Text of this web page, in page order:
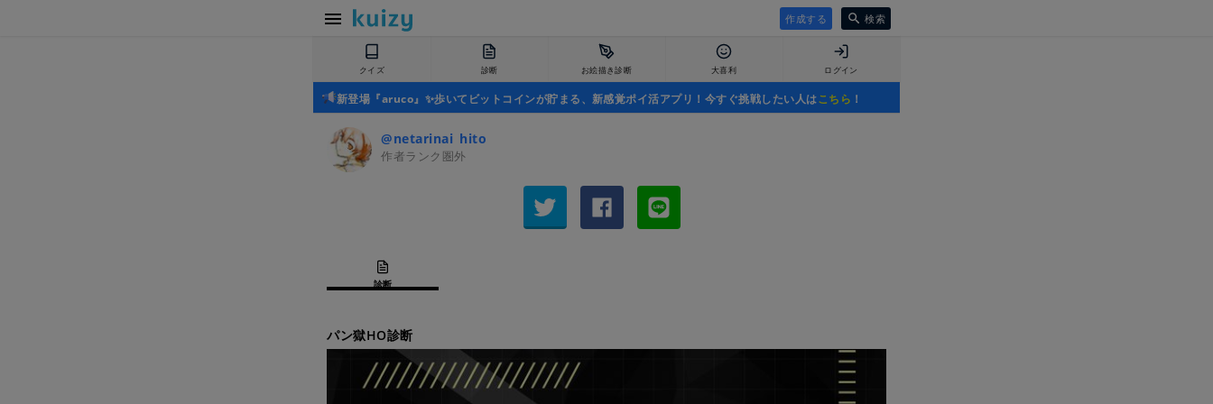
作成する 検索
クイズ 診断 お絵描き診断 大喜利 ログイン
新登場『aruco』✨歩いてビットコインが貯まる、新感覚ポイ活アプリ！今すぐ挑戦したい人はこちら ！
@netarinai_hito
作者ランク圏外
診断
パン獄HO診断